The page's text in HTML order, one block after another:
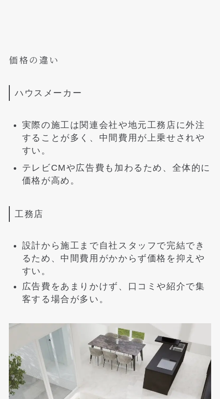
価格の違い
ハウスメーカー
実際の施工は関連会社や地元工務店に外注
することが多く、中間費用が上乗せされや
すい。
テレビCMや広告費も加わるため、全体的に
価格が高め。
工務店
設計から施工まで自社スタッフで完結でき
るため、中間費用がかからず価格を抑えや
すい。
広告費をあまりかけず、口コミや紹介で集
客する場合が多い。